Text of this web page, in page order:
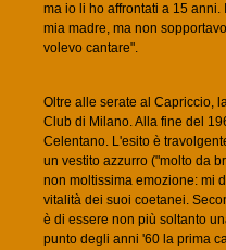
ma io li ho affrontati a 15
mia madre, ma non
volevo cantare".
Oltre alle serate al Capriccio,
Club di Milano. Alla fine del
Celentano. L'esito è
un vestito azzurro ("molto da
non moltissima emozione: mi
vitalità dei suoi coetanei.
è di essere non più soltanto
punto degli anni '60 la prima